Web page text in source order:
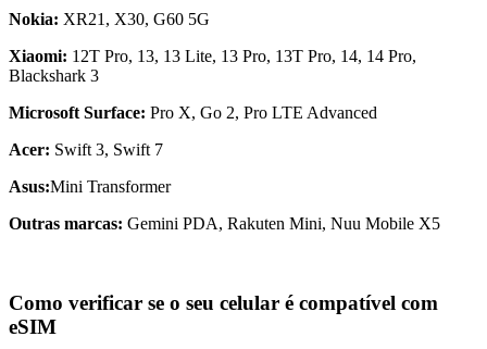
Nokia: XR21, X30, G60 5G
Xiaomi: 12T Pro, 13, 13 Lite, 13 Pro, 13T Pro, 14, 14 Pro,
Blackshark 3
Microsoft Surface: Pro X, Go 2, Pro LTE Advanced
Acer: Swift 3, Swift 7
Asus:Mini Transformer
Outras marcas: Gemini PDA, Rakuten Mini, Nuu Mobile X5
Como verificar se o seu celular é compatível com
eSIM